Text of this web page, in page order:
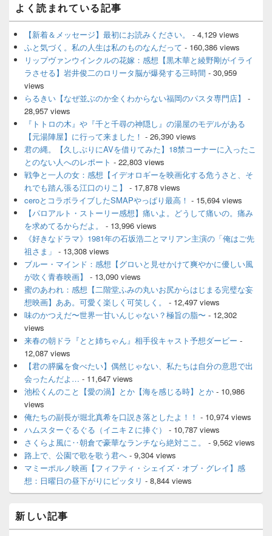
ン
サ
イ
ィ
ェ
エ
ア
よく読まれている記事
【新着＆メッセージ】最初にお読みください。
- 4,129 views
ふと気づく。私の人生は私のものなんだって - 160,386 views
リップヴァンウインクルの花嫁：感想【黒木華と綾野剛がイライ
ラさせる】岩井俊二のロリータ脳が爆発する三時間 - 30,959
views
らるきい【なぜ並ぶのか全くわからない福岡のパスタ専門店】
-
28,957 views
『トトロの木』や『千と千尋の神隠し』の湯屋のモデルがある
【元湯陣屋】に行って来ました！ - 26,390 views
君の縄。【久しぶりにAVを借りてみた】18禁コーナーに入ったこ
とのない人へのレポート - 22,803 views
戦争と一人の女：感想【イデオロギーを映画化する危うさと、そ
れでも踏ん張る江口のりこ】
- 17,878 views
ceroとコラボライブしたSMAPやっぱり最高！ - 15,694 views
【パロアルト・ストーリー感想】痛いよ。どうして痛いの。痛み
を求めてるからだよ。
- 13,996 views
《好きなドラマ》1981年の石坂浩二とマリアン主演の「俺はご先
祖さま」 - 13,308 views
ブルー・マインド：感想【グロいと見せかけて爽やかに優しい風
が吹く青春映画】
- 13,090 views
蜜のあわれ：感想【二階堂ふみの丸いお尻からはじまる完璧な妄
想映画】ああ。可愛く楽しく可笑しく。
- 12,497 views
味のかつえだ〜世界一甘いんじゃない？極旨の脂〜 - 12,302
views
来春の朝ドラ『とと姉ちゃん』相手役キャスト予想ダービー -
12,087 views
【君の膵臓を食べたい】偶然じゃない、私たちは自分の意思で出
会ったんだよ… - 11,647 views
池松くんのこと【愛の渦】とか【海を感じる時】とか - 10,986
views
俺たちの副長が堀北真希を口説き落としたよ！！ - 10,974 views
ハムスターぐるぐる（イニキＺに捧ぐ）
- 10,787 views
さくらよ風に‥朝倉で豪華なランチなら絶対ここ。
- 9,562 views
路上で、公園で歌を歌う君へ - 9,304 views
マミーポルノ映画【フィフティ・シェイズ・オブ・グレイ】感
想：日曜日の昼下がりにピッタリ - 8,844 views
新しい記事